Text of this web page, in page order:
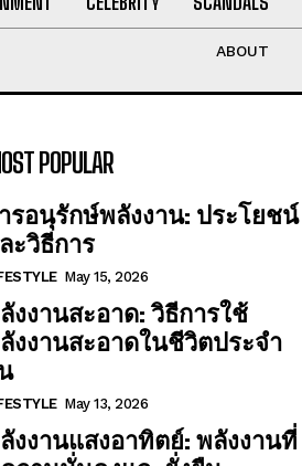
ABOUT
POPULAR
รอนุรักษ์พลังงาน: ประโยชน์
ะวิธีการ
May 15, 2026
งงานสะอาด: วิธีการใช้
งงานสะอาดในชีวิตประจำ
May 13, 2026
งงานแสงอาทิตย์: พลังงานที่